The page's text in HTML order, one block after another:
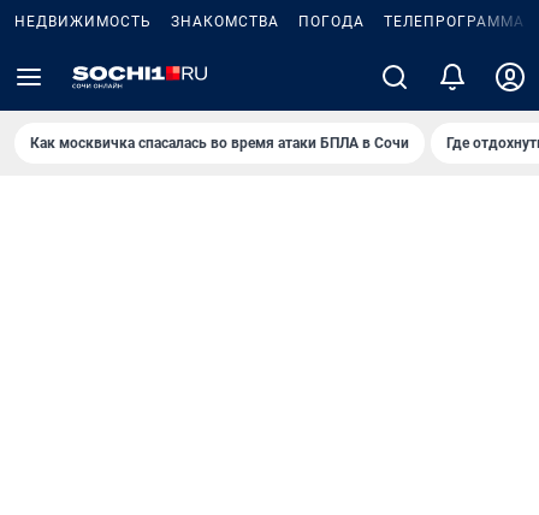
НЕДВИЖИМОСТЬ ЗНАКОМСТВА ПОГОДА ТЕЛЕПРОГРАММА
Как москвичка спасалась во время атаки БПЛА в Сочи Где